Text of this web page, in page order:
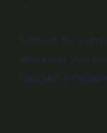
—
İstersen bu
ekonomik veri
kodlarla